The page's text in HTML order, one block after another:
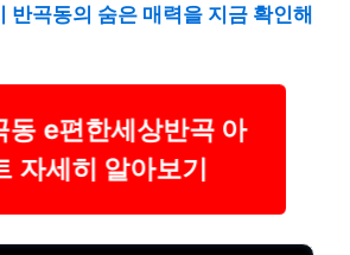
반곡동의 숨은 매력을 지금 확인해
동 e편한세상반곡 아
자세히 알아보기